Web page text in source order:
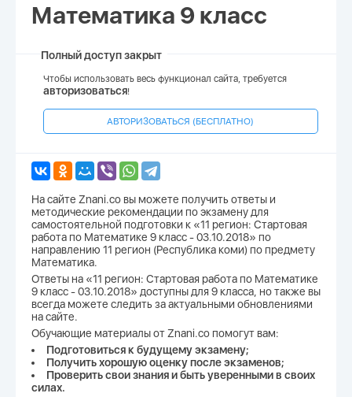
Математика 9 класс
Полный доступ закрыт
Чтобы использовать весь функционал сайта, требуется
авторизоваться!
АВТОРИЗОВАТЬСЯ (БЕСПЛАТНО)
На сайте Znani.co вы можете получить ответы и
методические рекомендации по экзамену для
самостоятельной подготовки к «11 регион: Стартовая
работа по Математике 9 класс - 03.10.2018» по
направлению 11 регион (Республика коми) по предмету
Математика.
Ответы на «11 регион: Стартовая работа по Математике
9 класс - 03.10.2018» доступны для 9 класса, но также вы
всегда можете следить за актуальными обновлениями
на сайте.
Обучающие материалы от Znani.co помогут вам:
Подготовиться к будущему экзамену;
Получить хорошую оценку после экзаменов;
Проверить свои знания и быть уверенными в своих
силах.